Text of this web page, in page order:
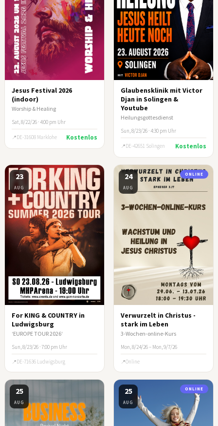
Jesus Festival 2026
(indoor)
Worship & Healing
Sat, 8/22/26 · 4:00 pm Uhr
DE-31608 Marklohe Kostenlos
Glaubensklinik mit Victor
Djan in Solingen &
Youtube
Heilungsgottesdienst
Sun, 8/23/26 · 4:30 pm Uhr
DE-42651 Solingen Kostenlos
23
AUG
For KING & COUNTRY in
Ludwigsburg
‘EUROPE TOUR 2026‘
Sun, 8/23/26 · 7:00 pm Uhr
DE-71636 Ludwigsburg
24
AUG
ONLINE
Verwurzelt in Christus -
stark im Leben
3-Wochen-online-Kurs
Mon, 8/24/26 – Mon, 9/7/26
Online
25
AUG
25
AUG
ONLINE